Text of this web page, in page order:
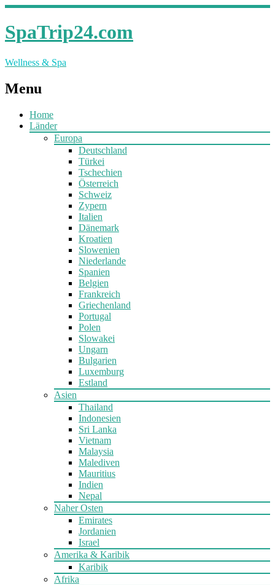
SpaTrip24.com
Wellness & Spa
Menu
Home
Länder
Europa
Deutschland
Türkei
Tschechien
Österreich
Schweiz
Zypern
Italien
Dänemark
Kroatien
Slowenien
Niederlande
Spanien
Belgien
Frankreich
Griechenland
Portugal
Polen
Slowakei
Ungarn
Bulgarien
Luxemburg
Estland
Asien
Thailand
Indonesien
Sri Lanka
Vietnam
Malaysia
Malediven
Mauritius
Indien
Nepal
Naher Osten
Emirates
Jordanien
Israel
Amerika & Karibik
Karibik
Afrika